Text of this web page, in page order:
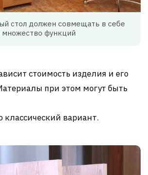
стол должен совмещать в себе
множество функций
стоимость изделия и его
при этом могут быть
вариант.